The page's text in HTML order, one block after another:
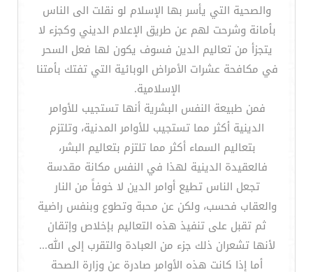
والصحية التي يأسر بها الإسلام لو نقلت الى الناس
بأمانة وشرحت لهم عن طريق الإعلام الديني وكجزء لا
يتجزأ من تعاليم الدين فسوف يكون لها فعل السحر
في مكافحة عشرات الأمراض الوبائية التي تفتك بأمتنا
الإسلامية.
فمن طبيعة النفس البشرية أنها تستجيب للأوامر
الدينية أكثر مما تستجيب للأوامر المدنية، وتلتزم
بتعاليم السماء أكثر مما تلتزم بتعاليم البشر،
فالعقيدة الدينية لهذا في النفس مكانة مقدسة
تجعل الناس تطيع أوامر الدين لا خوفاً من النار
والعقاب فحسب، ولكن عن محبة وتطوع وبنفس راضية
ثم تقبل على تنفيذ هذه التعاليم بإخلاص وإتقان
لأنها تشعران ذلك جزء من العبادة والتقرب إلى الله...
أما إذا كانت هذه الأوامر صادرة عن وزارة الصحة